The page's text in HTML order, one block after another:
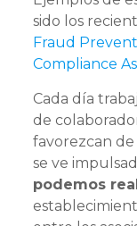
sido los
Fraud
Compliance
Cada día
de
favorezcan
se ve
podemos